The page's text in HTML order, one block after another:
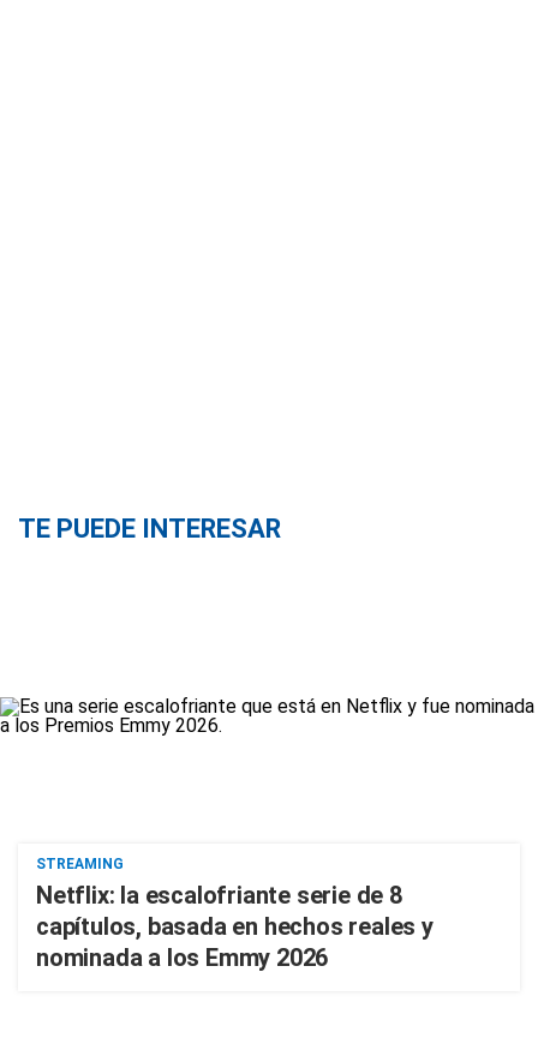
TE PUEDE INTERESAR
STREAMING
Netflix: la escalofriante serie de 8
capítulos, basada en hechos reales y
nominada a los Emmy 2026